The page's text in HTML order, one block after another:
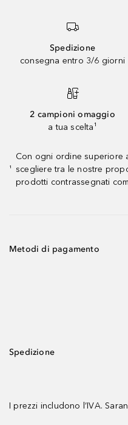
Spedizione
consegna entro 3/6 giorni
2 campioni omaggio
a tua scelta¹
¹
Con ogni ordine superiore
scegliere tra le nostre
prodotti contrassegnati
Metodi di pagamento
Spedizione
I prezzi includono l’IVA.